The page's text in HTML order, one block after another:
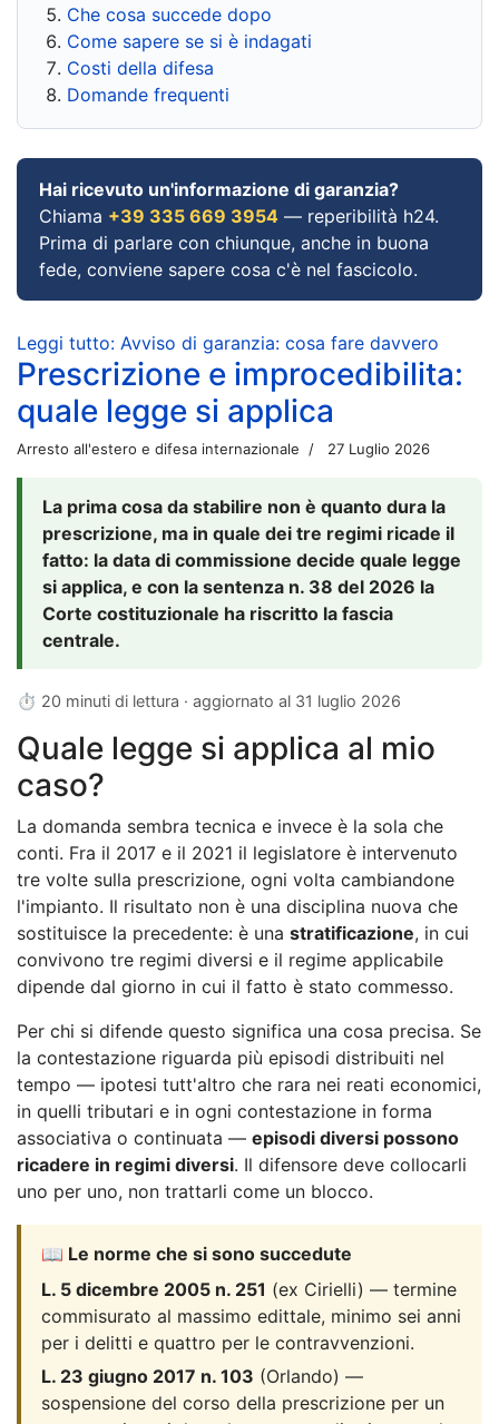
Che cosa succede dopo
Come sapere se si è indagati
Costi della difesa
Domande frequenti
Hai ricevuto un'informazione di garanzia?
Chiama +39 335 669 3954 — reperibilità h24.
Prima di parlare con chiunque, anche in buona
fede, conviene sapere cosa c'è nel fascicolo.
Leggi tutto: Avviso di garanzia: cosa fare davvero
Prescrizione e improcedibilita:
quale legge si applica
Arresto all'estero e difesa internazionale 27 Luglio 2026
La prima cosa da stabilire non è quanto dura la
prescrizione, ma in quale dei tre regimi ricade il
fatto: la data di commissione decide quale legge
si applica, e con la sentenza n. 38 del 2026 la
Corte costituzionale ha riscritto la fascia
centrale.
⏱ 20 minuti di lettura · aggiornato al 31 luglio 2026
Quale legge si applica al mio
caso?
La domanda sembra tecnica e invece è la sola che
conti. Fra il 2017 e il 2021 il legislatore è intervenuto
tre volte sulla prescrizione, ogni volta cambiandone
l'impianto. Il risultato non è una disciplina nuova che
sostituisce la precedente: è una stratificazione, in cui
convivono tre regimi diversi e il regime applicabile
dipende dal giorno in cui il fatto è stato commesso.
Per chi si difende questo significa una cosa precisa. Se
la contestazione riguarda più episodi distribuiti nel
tempo — ipotesi tutt'altro che rara nei reati economici,
in quelli tributari e in ogni contestazione in forma
associativa o continuata — episodi diversi possono
ricadere in regimi diversi. Il difensore deve collocarli
uno per uno, non trattarli come un blocco.
📖 Le norme che si sono succedute
L. 5 dicembre 2005 n. 251 (ex Cirielli) — termine
commisurato al massimo edittale, minimo sei anni
per i delitti e quattro per le contravvenzioni.
L. 23 giugno 2017 n. 103 (Orlando) —
sospensione del corso della prescrizione per un